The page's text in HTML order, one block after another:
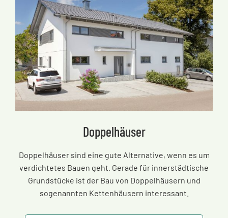
Doppelhäuser
Doppelhäuser sind eine gute Alternative, wenn es um
verdichtetes Bauen geht. Gerade für innerstädtische
Grundstücke ist der Bau von Doppelhäusern und
sogenannten Kettenhäusern interessant.